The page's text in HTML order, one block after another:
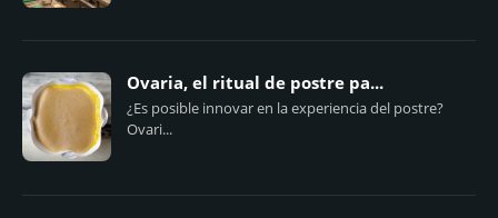
Ovaria, el ritual de postre pa...
¿Es posible innovar en la experiencia del postre?
Ovari...